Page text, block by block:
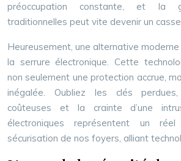
préoccupation constante, et la
traditionnelles peut vite devenir un
Heureusement, une alternative
la serrure électronique. Cette
non seulement une protection accrue,
inégalée. Oubliez les clés
coûteuses et la crainte d’une
électroniques représentent un
sécurisation de nos foyers, alliant